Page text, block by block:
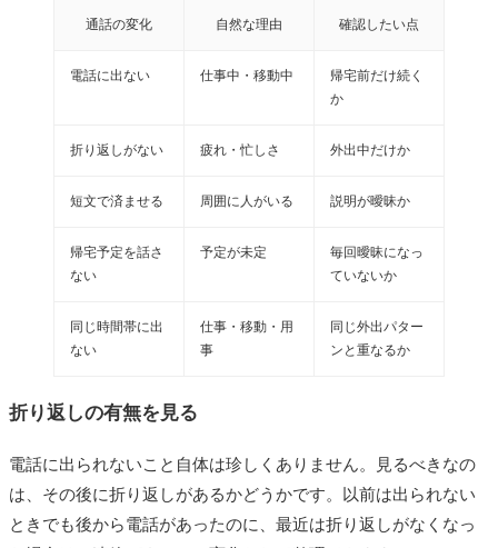
通話の変化 自然な理由 確認したい点
電話に出ない 仕事中・移動中
帰宅前だけ続く
か
折り返しがない 疲れ・忙しさ 外出中だけか
短文で済ませる 周囲に人がいる 説明が曖昧か
帰宅予定を話さ
ない
予定が未定
毎回曖昧になっ
ていないか
同じ時間帯に出
ない
仕事・移動・用
事
同じ外出パター
ンと重なるか
折り返しの有無を見る
電話に出られないこと自体は珍しくありません。見るべきなの
は、その後に折り返しがあるかどうかです。以前は出られない
ときでも後から電話があったのに、最近は折り返しがなくなっ